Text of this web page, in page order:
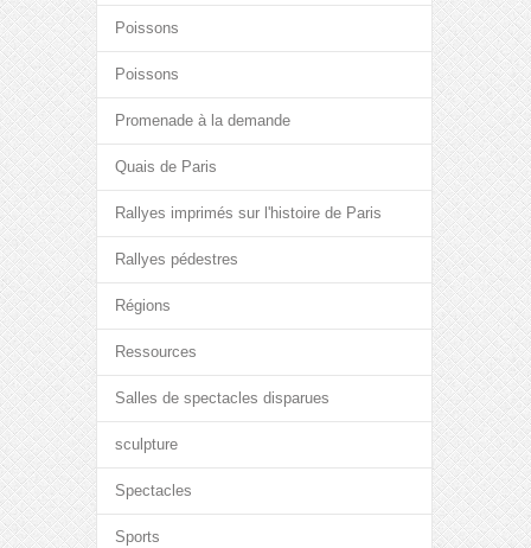
Poissons
Poissons
Promenade à la demande
Quais de Paris
Rallyes imprimés sur l'histoire de Paris
Rallyes pédestres
Régions
Ressources
Salles de spectacles disparues
sculpture
Spectacles
Sports